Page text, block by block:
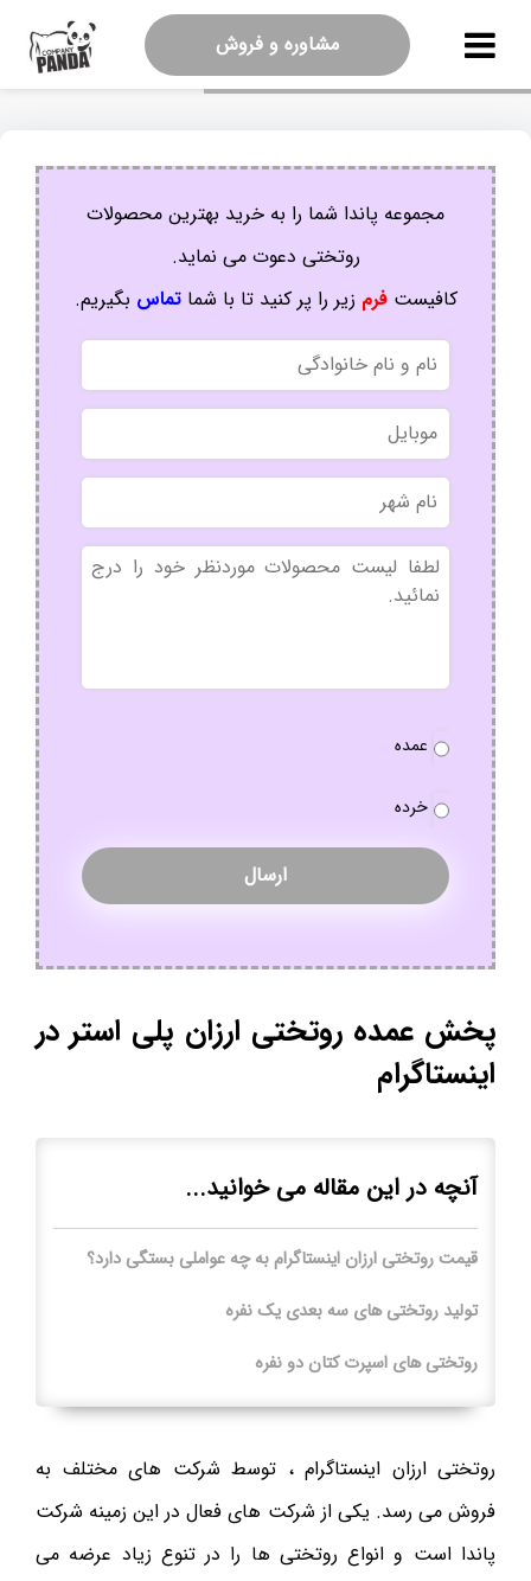
مشاوره و فروش
مجموعه پاندا شما را به خرید بهترین محصولات
روتختی دعوت می نماید.
کافیستفرم زیر را پر کنید تا با شماتماس بگیریم.
نام
و
نام
خانوادگی
موبایل
نام
شهر
بدون
عنوان
نوع
عمده
خرده
پخش عمده روتختی ارزان پلی استر در
اینستاگرام
آنچه در این مقاله می خوانید...
قیمت روتختی ارزان اینستاگرام به چه عواملی بستگی دارد؟
تولید روتختی های سه بعدی یک نفره
روتختی های اسپرت کتان دو نفره
روتختی ارزان اینستاگرام ، توسط شرکت های مختلف به
فروش می رسد. یکی از شرکت های فعال در این زمینه شرکت
پاندا است و انواع روتختی ها را در تنوع زیاد عرضه می